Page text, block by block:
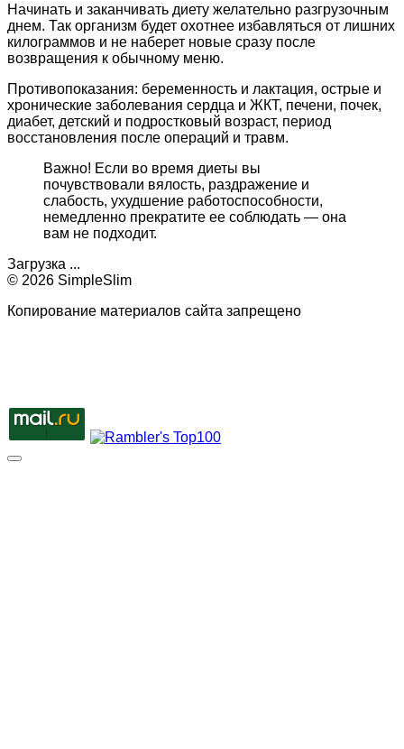
Начинать и заканчивать диету желательно разгрузочным
днем. Так организм будет охотнее избавляться от лишних
килограммов и не наберет новые сразу после
возвращения к обычному меню.
Противопоказания: беременность и лактация, острые и
хронические заболевания сердца и ЖКТ, печени, почек,
диабет, детский и подростковый возраст, период
восстановления после операций и травм.
Важно! Если во время диеты вы
почувствовали вялость, раздражение и
слабость, ухудшение работоспособности,
немедленно прекратите ее соблюдать — она
вам не подходит.
Загрузка ...
© 2026 SimpleSlim
Копирование материалов сайта запрещено